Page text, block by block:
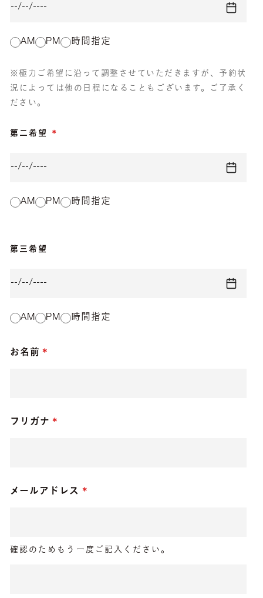
AM PM 時間指定
※極力ご希望に沿って調整させていただきますが、予約状
況によっては他の日程になることもございます。ご了承く
ださい。
第二希望
AM PM 時間指定
第三希望
AM PM 時間指定
お名前
フリガナ
メールアドレス
確認のためもう一度ご記入ください。